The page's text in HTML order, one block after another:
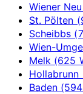
Wiener
St. Pölten
Scheibbs
Wien-
Melk (625
Hollabrunn
Baden